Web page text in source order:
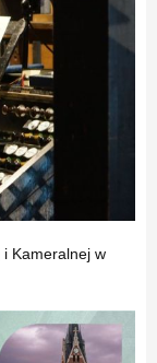
Kameralnej w